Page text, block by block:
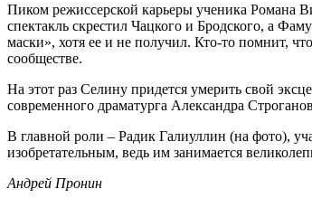
Пиком режиссерской карьеры ученика Романа
спектакль скрестил Чацкого и Бродского, а
маски», хотя ее и не получил. Кто-то помнит,
сообществе.
На этот раз Селину придется умерить свой
современного драматурга Александра
В главной роли – Радик Галиуллин (на фото),
изобретательным, ведь им занимается
Андрей Пронин